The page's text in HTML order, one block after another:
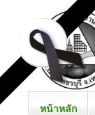
หน้าหลัก